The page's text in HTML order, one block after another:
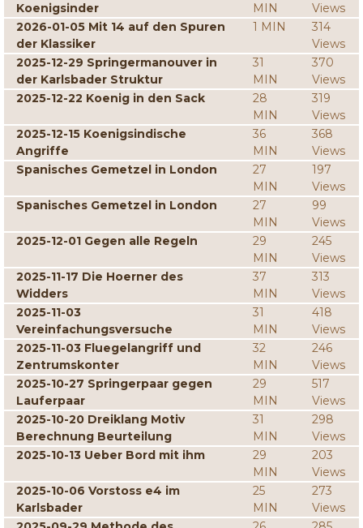
Koenigsinder
MIN
Views
2026-01-05 Mit 14 auf den Spuren
der Klassiker
1 MIN
314
Views
2025-12-29 Springermanouver in
der Karlsbader Struktur
31
MIN
370
Views
2025-12-22 Koenig in den Sack
28
MIN
319
Views
2025-12-15 Koenigsindische
Angriffe
36
MIN
368
Views
Spanisches Gemetzel in London
27
MIN
197
Views
Spanisches Gemetzel in London
27
MIN
99
Views
2025-12-01 Gegen alle Regeln
29
MIN
245
Views
2025-11-17 Die Hoerner des
Widders
37
MIN
313
Views
2025-11-03
Vereinfachungsversuche
31
MIN
418
Views
2025-11-03 Fluegelangriff und
Zentrumskonter
32
MIN
246
Views
2025-10-27 Springerpaar gegen
Lauferpaar
29
MIN
517
Views
2025-10-20 Dreiklang Motiv
Berechnung Beurteilung
31
MIN
298
Views
2025-10-13 Ueber Bord mit ihm
29
MIN
203
Views
2025-10-06 Vorstoss e4 im
Karlsbader
25
MIN
273
Views